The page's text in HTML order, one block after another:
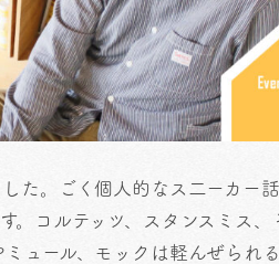
た。ごく個人的なス二ーカー
。コルテッツ、スタンスミス、
ュール、モックは軽んぜられ